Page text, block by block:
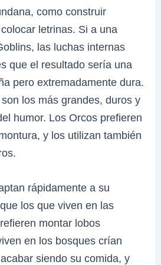
como construir
letrinas. Si a una
las luchas internas
que el resultado sería una
pero extremadamente dura.
los más grandes, duros y
humor. Los Orcos prefieren
y los utilizan también
rápidamente a su
los que viven en las
montar lobos
en los bosques crían
siendo su comida, y